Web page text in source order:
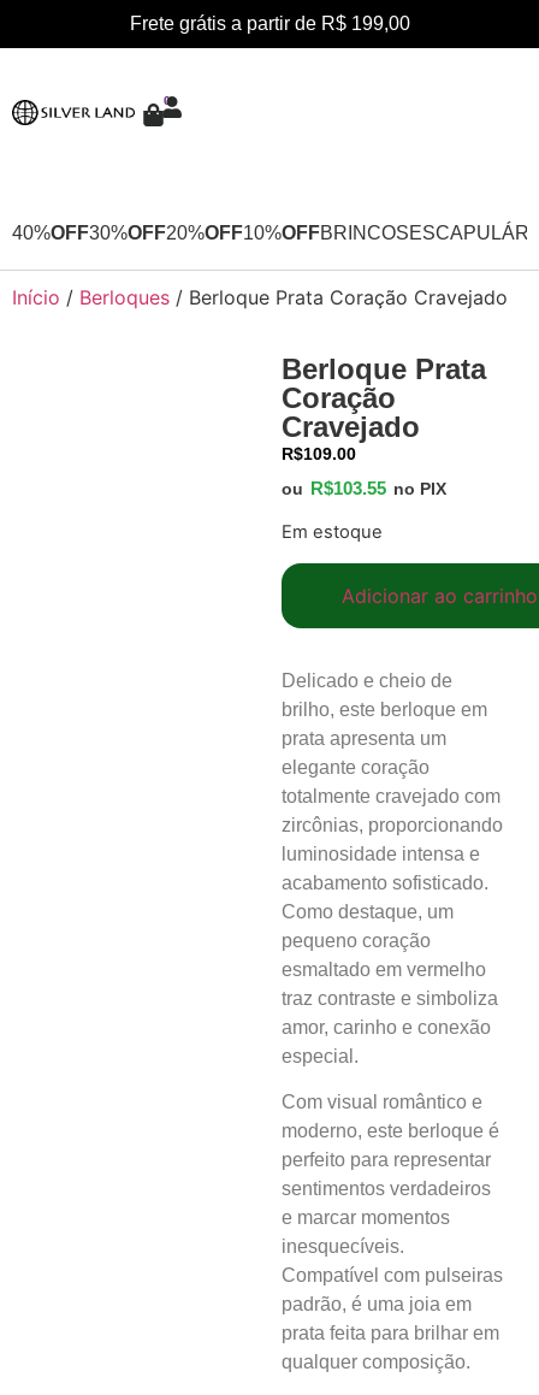
Frete grátis a partir de R$ 199,00
0
40%OFF30%OFF20%OFF10%OFFBRINCOS
Início / Berloques / Berloque Prata Coração Cravejado
Berloque Prata
Coração
Cravejado
R$109.00
ou R$103.55 no PIX
Em estoque
Adicionar ao carrinho
Delicado e cheio de
brilho, este berloque em
prata apresenta um
elegante coração
totalmente cravejado com
zircônias, proporcionando
luminosidade intensa e
acabamento sofisticado.
Como destaque, um
pequeno coração
esmaltado em vermelho
traz contraste e simboliza
amor, carinho e conexão
especial.
Com visual romântico e
moderno, este berloque é
perfeito para representar
sentimentos verdadeiros
e marcar momentos
inesquecíveis.
Compatível com pulseiras
padrão, é uma joia em
prata feita para brilhar em
qualquer composição.